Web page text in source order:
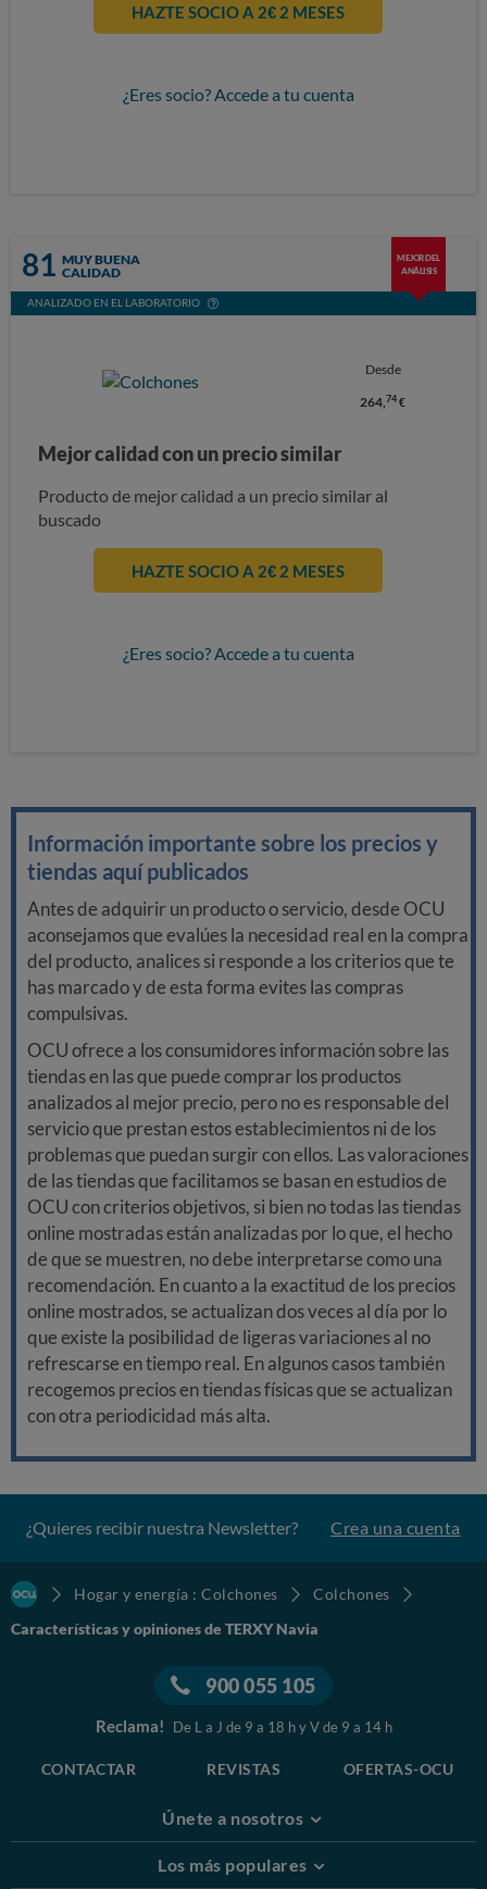
HAZTE SOCIO A 2€ 2 MESES
¿Eres socio? Accede a tu cuenta
81 MUY BUENA
CALIDAD
MEJOR DEL
ANÁLISIS
ANALIZADO EN EL LABORATORIO
Desde
264,74 €
Mejor calidad con un precio similar
Producto de mejor calidad a un precio similar al
buscado
HAZTE SOCIO A 2€ 2 MESES
¿Eres socio? Accede a tu cuenta
Información importante sobre los precios y
tiendas aquí publicados
Antes de adquirir un producto o servicio, desde OCU
aconsejamos que evalúes la necesidad real en la compra
del producto, analices si responde a los criterios que te
has marcado y de esta forma evites las compras
compulsivas.
OCU ofrece a los consumidores información sobre las
tiendas en las que puede comprar los productos
analizados al mejor precio, pero no es responsable del
servicio que prestan estos establecimientos ni de los
problemas que puedan surgir con ellos. Las valoraciones
de las tiendas que facilitamos se basan en estudios de
OCU con criterios objetivos, si bien no todas las tiendas
online mostradas están analizadas por lo que, el hecho
de que se muestren, no debe interpretarse como una
recomendación. En cuanto a la exactitud de los precios
online mostrados, se actualizan dos veces al día por lo
que existe la posibilidad de ligeras variaciones al no
refrescarse en tiempo real. En algunos casos también
recogemos precios en tiendas físicas que se actualizan
con otra periodicidad más alta.
¿Quieres recibir nuestra Newsletter? Crea una cuenta
Hogar y energía : Colchones
Colchones
Características y opiniones de TERXY Navia
900 055 105
Reclama! De L a J de 9 a 18 h y V de 9 a 14 h
CONTACTAR REVISTAS OFERTAS-OCU
Únete a nosotros
Los más populares